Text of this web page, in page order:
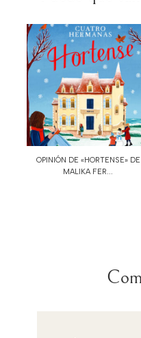
OPINIÓN DE «HORTENSE» DE
MALIKA FER...